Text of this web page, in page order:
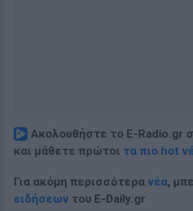
Ακολουθήστε το E-Radio.gr
και μάθετε πρώτοι τα πιο hot
Για ακόμη περισσότερα νέα,
ειδήσεων του E-Daily.gr